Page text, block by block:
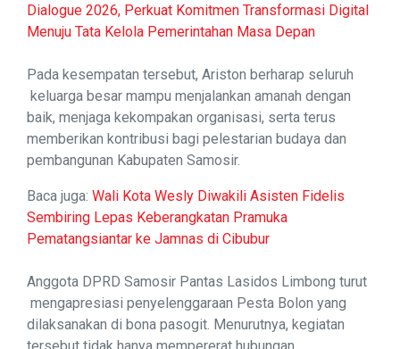
Dialogue 2026, Perkuat Komitmen Transformasi Digital
Menuju Tata Kelola Pemerintahan Masa Depan
Pada kesempatan tersebut, Ariston berharap seluruh
keluarga besar mampu menjalankan amanah dengan
baik, menjaga kekompakan organisasi, serta terus
memberikan kontribusi bagi pelestarian budaya dan
pembangunan Kabupaten Samosir.
Baca juga: Wali Kota Wesly Diwakili Asisten Fidelis
Sembiring Lepas Keberangkatan Pramuka
Pematangsiantar ke Jamnas di Cibubur
Anggota DPRD Samosir Pantas Lasidos Limbong turut
mengapresiasi penyelenggaraan Pesta Bolon yang
dilaksanakan di bona pasogit. Menurutnya, kegiatan
tersebut tidak hanya mempererat hubungan